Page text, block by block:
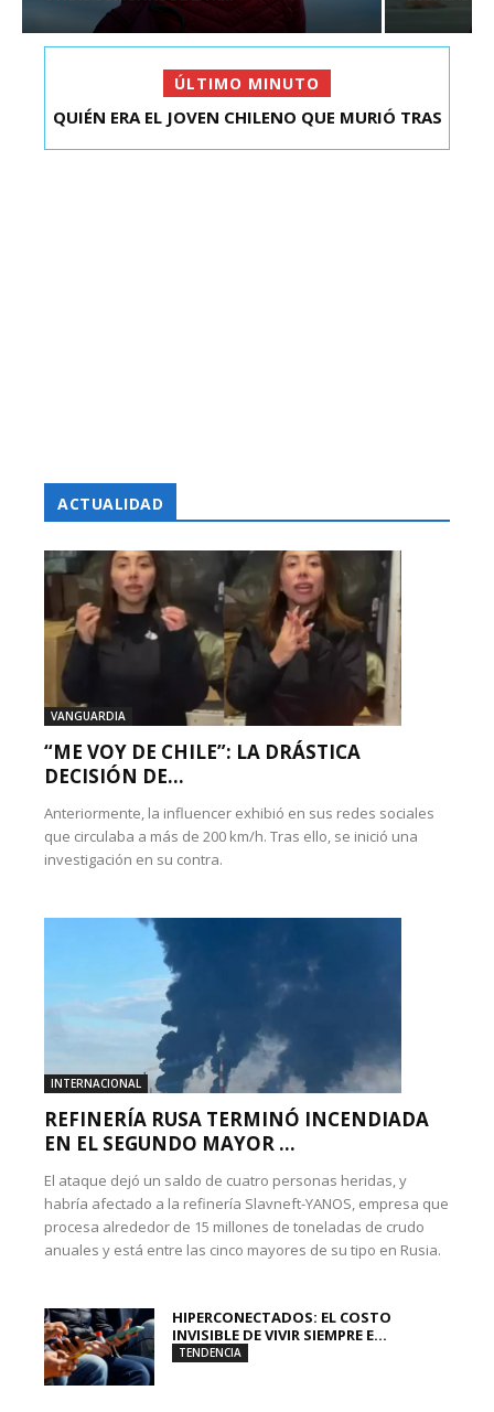
ÚLTIMO MINUTO
ARRAU DETALLÓ AGENDA CONTRA EL CRIMEN
QUIÉN ERA EL JOVEN CHILENO QUE MURIÓ TRAS
ACTUALIDAD
VANGUARDIA
“ME VOY DE CHILE”: LA DRÁSTICA
DECISIÓN DE...
Anteriormente, la influencer exhibió en sus redes sociales
que circulaba a más de 200 km/h. Tras ello, se inició una
investigación en su contra.
INTERNACIONAL
REFINERÍA RUSA TERMINÓ INCENDIADA
EN EL SEGUNDO MAYOR ...
El ataque dejó un saldo de cuatro personas heridas, y
habría afectado a la refinería Slavneft-YANOS, empresa que
procesa alrededor de 15 millones de toneladas de crudo
anuales y está entre las cinco mayores de su tipo en Rusia.
HIPERCONECTADOS: EL COSTO
INVISIBLE DE VIVIR SIEMPRE E...
TENDENCIA